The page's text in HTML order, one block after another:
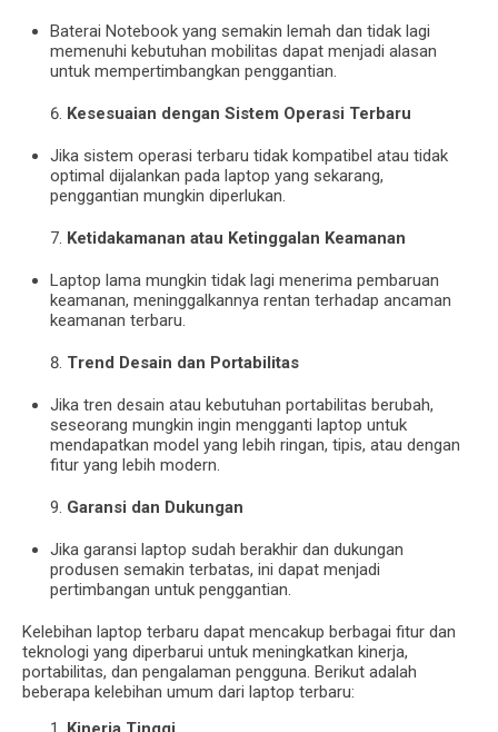
Baterai Notebook yang semakin lemah dan tidak lagi
memenuhi kebutuhan mobilitas dapat menjadi alasan
untuk mempertimbangkan penggantian.
Kesesuaian dengan Sistem Operasi Terbaru
Jika sistem operasi terbaru tidak kompatibel atau tidak
optimal dijalankan pada laptop yang sekarang,
penggantian mungkin diperlukan.
Ketidakamanan atau Ketinggalan Keamanan
Laptop lama mungkin tidak lagi menerima pembaruan
keamanan, meninggalkannya rentan terhadap ancaman
keamanan terbaru.
Trend Desain dan Portabilitas
Jika tren desain atau kebutuhan portabilitas berubah,
seseorang mungkin ingin mengganti laptop untuk
mendapatkan model yang lebih ringan, tipis, atau dengan
fitur yang lebih modern.
Garansi dan Dukungan
Jika garansi laptop sudah berakhir dan dukungan
produsen semakin terbatas, ini dapat menjadi
pertimbangan untuk penggantian.
Kelebihan laptop terbaru dapat mencakup berbagai fitur dan
teknologi yang diperbarui untuk meningkatkan kinerja,
portabilitas, dan pengalaman pengguna. Berikut adalah
beberapa kelebihan umum dari laptop terbaru: